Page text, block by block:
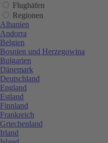
Flughäfen
Regionen
Albanien
Andorra
Belgien
Bosnien und Herzegowina
Bulgarien
Dänemark
Deutschland
England
Estland
Finnland
Frankreich
Griechenland
Irland